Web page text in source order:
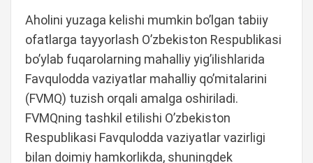
Aholini yuzaga kelishi mumkin bo’lgan tabiiy
ofatlarga tayyorlash O’zbekiston Respublikasi
bo’ylab fuqarolarning mahalliy yig’ilishlarida
Favqulodda vaziyatlar mahalliy qo’mitalarini
(FVMQ) tuzish orqali amalga oshiriladi.
FVMQning tashkil etilishi O’zbekiston
Respublikasi Favqulodda vaziyatlar vazirligi
bilan doimiy hamkorlikda, shuningdek